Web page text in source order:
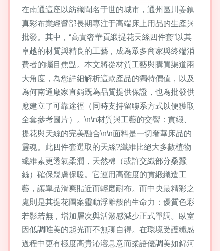
在南通這座以紡織聞名于世的城市，通州區川姜鎮
真彩布業經營部長期專注于高端床上用品的生產與
批發。其中，“高貴奢華貢緞提花天絲四件套”以其
卓越的材質與精良的工藝，成為眾多商家與終端消
費者的矚目焦點。本文將從材質工藝與購買渠道兩
大角度，為您詳細解析這款產品的獨特價值，以及
為何南通廠家直銷既為品質提供保證，也為批發供
應建立了可靠途徑（同時支持留聯系方式以便獲取
全套參考圖片）。\n\n材質與工藝的交響：貢緞、
提花與天絲的完美融合\n\n面料是一切奢華床品的
靈魂。此四件套選取的天絲?纖維比絕大多數植物
纖維素更透氣柔潤，天然棉（或許交織部分桑蠶
絲）確保親膚保暖。它運用高難度的貢緞織造工
藝，讓單品滑爽貼近而輕磨耐布。而中央最精彩之
處則是其提花圖案靈動浮雕般的生命力：優質色彩
若影若無，增加層次與活潑感減少正式單調。臥室
因低調唯美的起光而不無聊自得。在環境受護纖感
過程中更有極度高貴沁溶息意而柔語優調美如錦河